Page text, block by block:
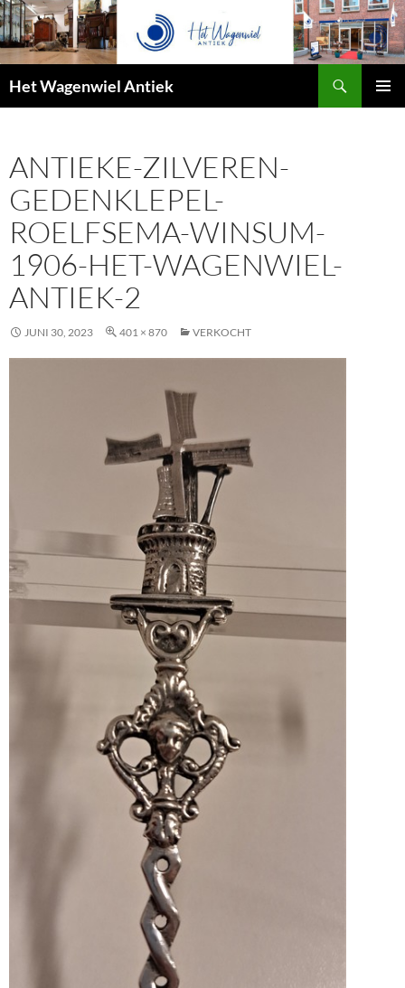
Het Wagenwiel Antiek
ANTIEKE-ZILVEREN-
GEDENKLEPEL-
ROELFSEMA-WINSUM-
1906-HET-WAGENWIEL-
ANTIEK-2
JUNI 30, 2023 401 × 870 VERKOCHT